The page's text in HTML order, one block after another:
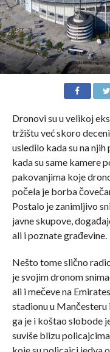
Dronovi su u velikoj
tržištu već skoro
usledilo kada su na
kada su same kamere
pakovanjima koje
počela je borba
Postalo je zanimljivo
javne skupove,
ali i poznate građevine.
Nešto tome slično
je svojim dronom
ali i mečeve na
stadionu u Mančesteru
ga je i koštao slobode
suviše blizu